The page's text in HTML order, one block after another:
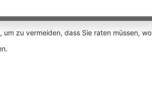
zu vermeiden, dass Sie raten müssen, wo